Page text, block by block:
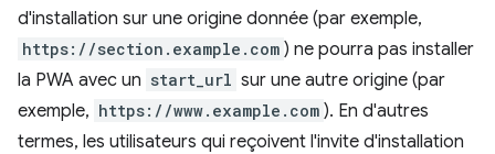
d'installation sur une origine donnée (par exemple,
https://section.example.com ) ne pourra pas installer
la PWA avec un start_url sur une autre origine (par
exemple, https://www.example.com ). En d'autres
termes, les utilisateurs qui reçoivent l'invite d'installation